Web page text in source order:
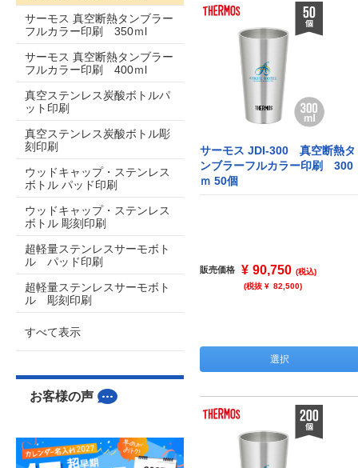
サーモス JDI-300 真空断熱タ
ンブラーフルカラー印刷 300
ｍ 50個
販売価格 ¥ 90,750 (税込)
(税抜 ¥ 82,500)
選択
サーモス 真空断熱タンブラー
フルカラー印刷 350ｍl
サーモス 真空断熱タンブラー
フルカラー印刷 400ｍl
真空ステンレス炭酸ボトルパ
ット印刷
真空ステンレス炭酸ボトル彫
刻印刷
ウッドキャップ・ステンレス
ボトル パッド印刷
ウッドキャップ・ステンレス
ボトル 彫刻印刷
超軽量ステンレスサーモボト
ル パッド印刷
超軽量ステンレスサーモボト
ル 彫刻印刷
すべて表示
お客様の声